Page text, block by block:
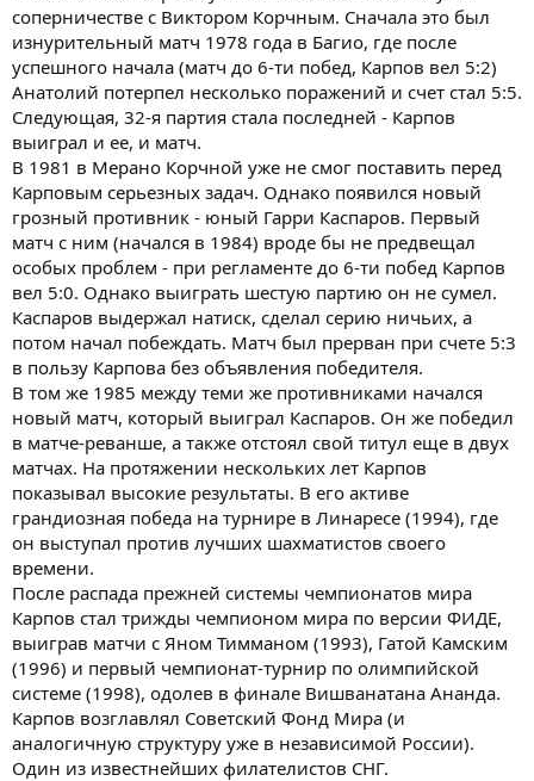
соперничестве с Виктором Корчным. Сначала это был
изнурительный матч 1978 года в Багио, где после
успешного начала (матч до 6-ти побед, Карпов вел 5:2)
Анатолий потерпел несколько поражений и счет стал 5:5.
Следующая, 32-я партия стала последней - Карпов
выиграл и ее, и матч.
В 1981 в Мерано Корчной уже не смог поставить перед
Карповым серьезных задач. Однако появился новый
грозный противник - юный Гарри Каспаров. Первый
матч с ним (начался в 1984) вроде бы не предвещал
особых проблем - при регламенте до 6-ти побед Карпов
вел 5:0. Однако выиграть шестую партию он не сумел.
Каспаров выдержал натиск, сделал серию ничьих, а
потом начал побеждать. Матч был прерван при счете 5:3
в пользу Карпова без объявления победителя.
В том же 1985 между теми же противниками начался
новый матч, который выиграл Каспаров. Он же победил
в матче-реванше, а также отстоял свой титул еще в двух
матчах. На протяжении нескольких лет Карпов
показывал высокие результаты. В его активе
грандиозная победа на турнире в Линаресе (1994), где
он выступал против лучших шахматистов своего
времени.
После распада прежней системы чемпионатов мира
Карпов стал трижды чемпионом мира по версии ФИДЕ,
выиграв матчи с Яном Тимманом (1993), Гатой Камским
(1996) и первый чемпионат-турнир по олимпийской
системе (1998), одолев в финале Вишванатана Ананда.
Карпов возглавлял Советский Фонд Мира (и
аналогичную структуру уже в независимой России).
Один из известнейших филателистов СНГ.